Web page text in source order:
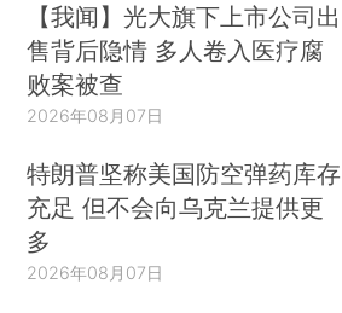
【我闻】光大旗下上市公司出
售背后隐情 多人卷入医疗腐
败案被查
2026年08月07日
特朗普坚称美国防空弹药库存
充足 但不会向乌克兰提供更
多
2026年08月07日